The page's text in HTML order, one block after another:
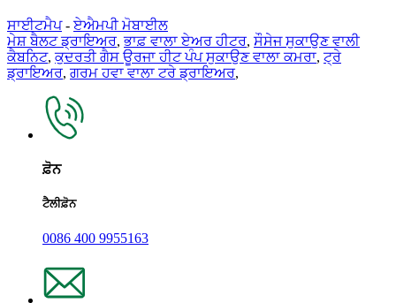
ਸਾਈਟਮੈਪ-ਏਐਮਪੀ ਮੋਬਾਈਲ
ਮੇਸ਼ ਬੈਲਟ ਡ੍ਰਾਇਅਰ,ਭਾਫ਼ ਵਾਲਾ ਏਅਰ ਹੀਟਰ, ਸੌਸੇਜ ਸੁਕਾਉਣ ਵਾਲੀ
ਕੈਬਨਿਟ,ਕੁਦਰਤੀ ਗੈਸ ਊਰਜਾ ਹੀਟ ਪੰਪ ਸੁਕਾਉਣ ਵਾਲਾ ਕਮਰਾ, ਟ੍ਰੇ
ਡ੍ਰਾਇਅਰ, ਗਰਮ ਹਵਾ ਵਾਲਾ ਟਰੇ ਡ੍ਰਾਇਅਰ,
ਫ਼ੋਨ
ਟੈਲੀਫ਼ੋਨ
0086 400 9955163